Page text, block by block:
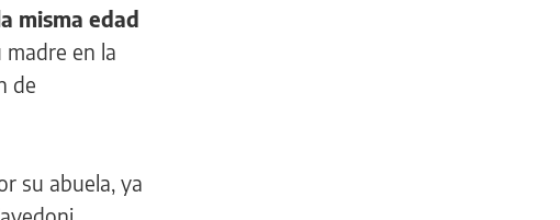
misma edad
en la
de
su abuela, ya